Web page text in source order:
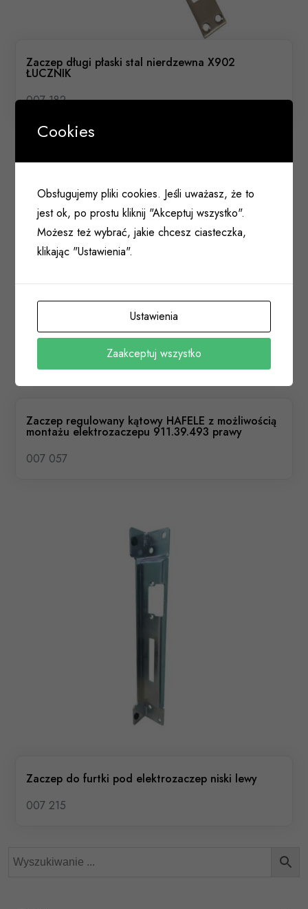
Zaczep długi płaski stal nierdzewna X902
ŁUCZNIK
007 182
Zaczep regulowany kątowy HAFELE z możliwością
montażu elektrozaczepu 911.39.493 prawy
007 057
Zaczep do furtki pod elektrozaczep niski lewy
007 215
Cookies
Obsługujemy pliki cookies. Jeśli uważasz, że to
jest ok, po prostu kliknij "Akceptuj wszystko".
Możesz też wybrać, jakie chcesz ciasteczka,
klikając "Ustawienia".
Ustawienia
Zaakceptuj wszystko